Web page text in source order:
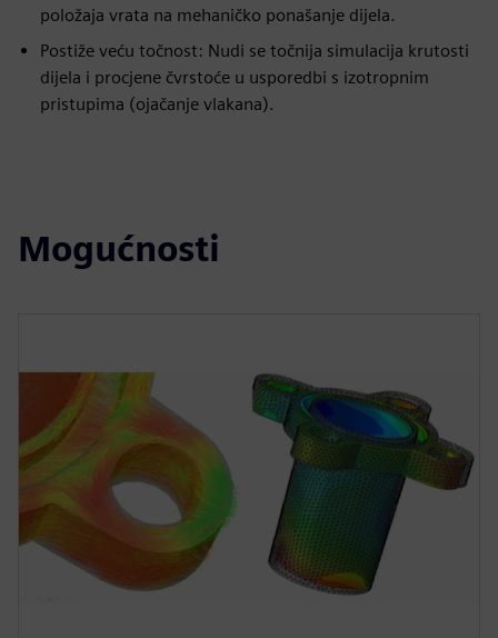
položaja vrata na mehaničko ponašanje dijela.
Postiže veću točnost: Nudi se točnija simulacija krutosti
dijela i procjene čvrstoće u usporedbi s izotropnim
pristupima (ojačanje vlakana).
Mogućnosti